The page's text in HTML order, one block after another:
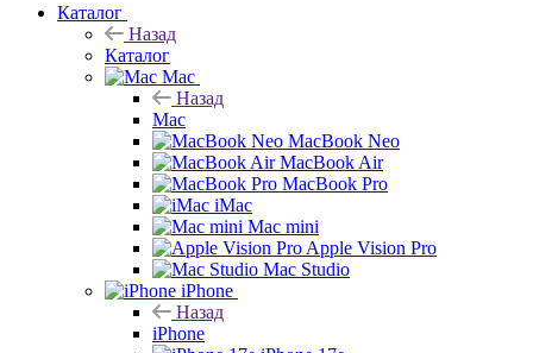
Каталог
Назад
Каталог
Mac
Назад
Mac
MacBook Neo
MacBook Air
MacBook Pro
iMac
Mac mini
Apple Vision Pro
Mac Studio
iPhone
Назад
iPhone